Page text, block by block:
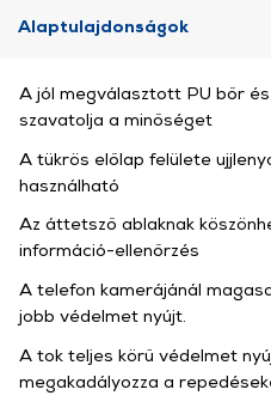
Alaptulajdonságok
A jól megválasztott PU bőr
szavatolja a minőséget
A tükrös előlap felülete
használható
Az áttetsző ablaknak
információ-ellenőrzés
A telefon kamerájánál
jobb védelmet nyújt.
A tok teljes körű védelmet
megakadályozza a